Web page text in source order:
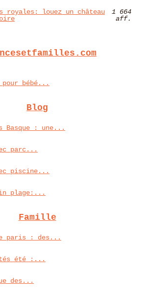
royales: louez un château
1 664
aff.
bébé...
Blog
Basque : une...
parc...
piscine...
plage:...
Famille
paris : des...
été :...
des...